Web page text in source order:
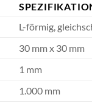
L-förmig,
30 mm x 30 mm
1 mm
1.000 mm